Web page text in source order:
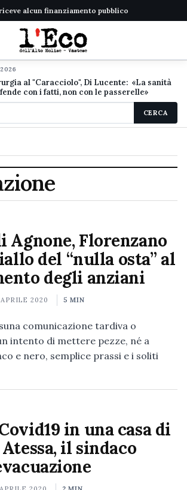
alcun finanziamento pubblico
al "Caracciolo", Di Lucente: «La sanità
con i fatti, non con le passerelle»
CERCA
Agnone, Florenzano
del “nulla osta” al
degli anziani
2020 5 MIN
comunicazione tardiva o
intento di mettere pezze, né a
e nero, semplice prassi e i soliti
in una casa di
il sindaco